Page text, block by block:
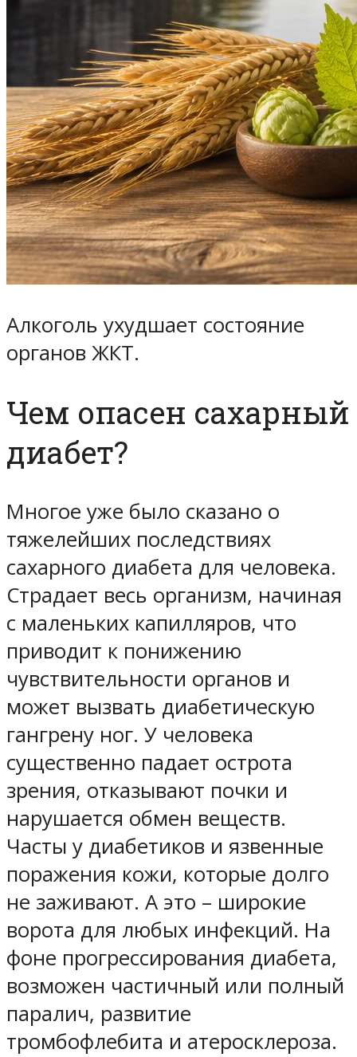
Алкоголь ухудшает состояние
органов ЖКТ.
Чем опасен сахарный
диабет?
Многое уже было сказано о
тяжелейших последствиях
сахарного диабета для человека.
Страдает весь организм, начиная
с маленьких капилляров, что
приводит к понижению
чувствительности органов и
может вызвать диабетическую
гангрену ног. У человека
существенно падает острота
зрения, отказывают почки и
нарушается обмен веществ.
Часты у диабетиков и язвенные
поражения кожи, которые долго
не заживают. А это – широкие
ворота для любых инфекций. На
фоне прогрессирования диабета,
возможен частичный или полный
паралич, развитие
тромбофлебита и атеросклероза.